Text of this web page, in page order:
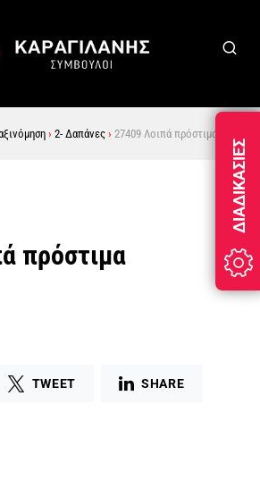
› 2- Δαπάνες › 27409 Λοιπά πρόστιμα
πρόστιμα
TWEET SHARE
ΔΙΑΔΙΚΑΣΊΕΣ